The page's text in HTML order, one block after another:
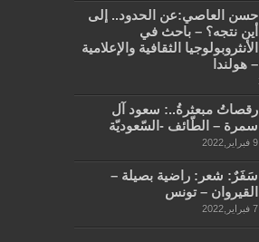
حسن العاصي:عن الحدود.. إلى
أين نتجه؟ – باحث في
الأنثروبولوجيا الثقافية والإعلامية
– هولندا
رقصاتُ مبعثرةُ..: سعود آل
سمرة – الطّائف -السّعوديّة
9 فبراير,2022
سَفَرٌ: شعر: راضية بصيلة –
القيروان – تونس
7 فبراير,2022